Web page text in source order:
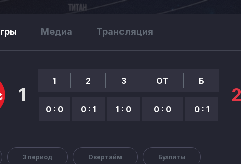
Медиа Трансляция
1
1
0 : 0
2
0 : 1
3
1 : 0
OТ
0 : 0
Б
0 : 1
3 период Овертайм Буллиты